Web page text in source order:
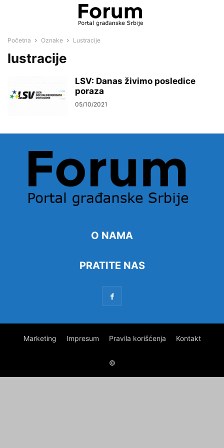
Početna Oznake Lustracije
lustracije
LSV: Danas živimo posledice
poraza
05/10/2021
O NAMA
PRATITE NAS
Marketing Impresum Pravila korišćenja Kontakt
©